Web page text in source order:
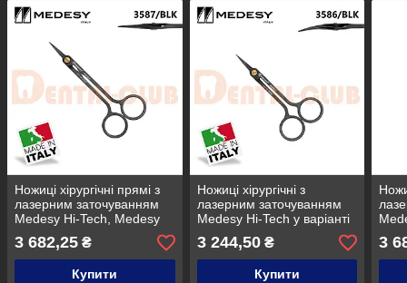
Ножиці хірургічні прямі з
лазерним заточуванням
Medesy Hi-Tech, Medesy
3587/BLK
3 682,25 ₴
Купити
Ножиці хірургічні з
лазерним заточуванням
Medesy Hi-Tech у варіанті
BLK, вигнуті, Medesy
3586/BLK
3 244,50₴
Купити
3